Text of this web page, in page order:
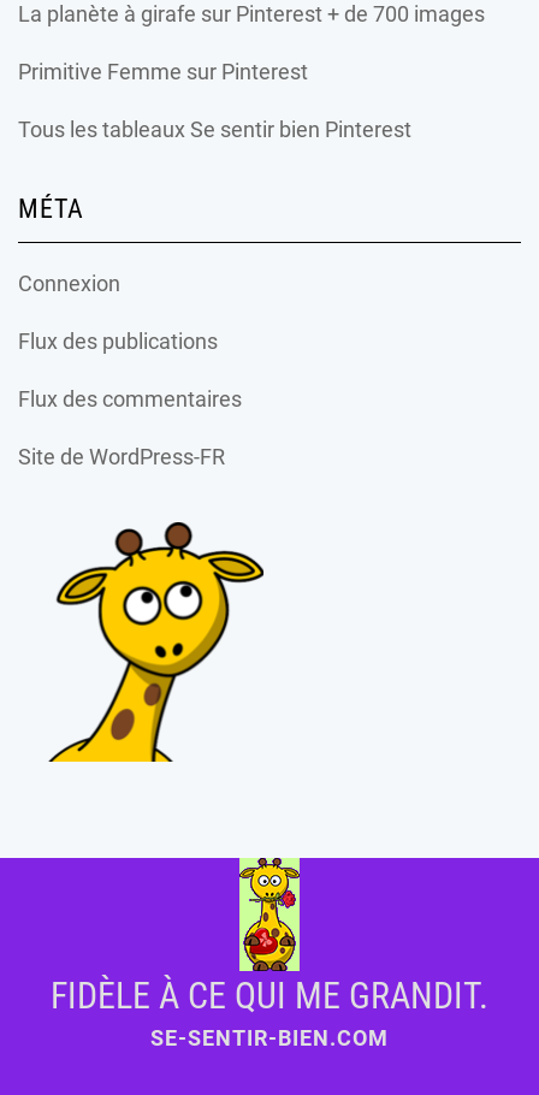
La planète à girafe sur Pinterest + de 700 images
Primitive Femme sur Pinterest
Tous les tableaux Se sentir bien Pinterest
MÉTA
Connexion
Flux des publications
Flux des commentaires
Site de WordPress-FR
FIDÈLE À CE QUI ME GRANDIT.
SE-SENTIR-BIEN.COM